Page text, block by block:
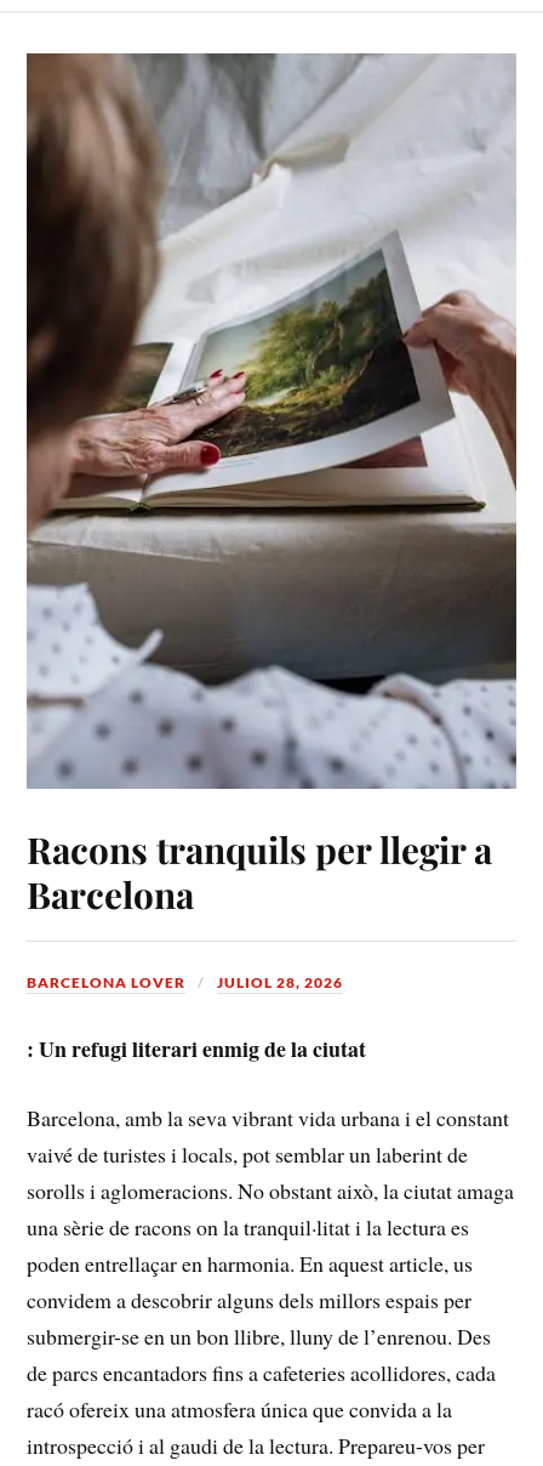
Racons tranquils per llegir a
Barcelona
BARCELONA LOVER JULIOL 28, 2026
:‌ Un⁢ refugi literari⁤ enmig de la ciutat
Barcelona, amb la seva vibrant​ vida urbana ‍i el constant
vaivé de turistes‍ i locals, pot semblar un laberint de
sorolls i⁤ aglomeracions. ⁣No obstant això, la ciutat amaga
una sèrie de racons on la tranquil·litat i la lectura ⁢es
poden entrellaçar en harmonia. En aquest article, us
convidem a descobrir alguns‍ dels millors espais ⁢per
submergir-se en‍ un bon⁤ llibre, lluny​ de l’enrenou. Des
de parcs encantadors⁢ fins a cafeteries acollidores, cada
racó ofereix una atmosfera única que convida a la⁤
introspecció i al gaudi de la lectura. Prepareu-vos per